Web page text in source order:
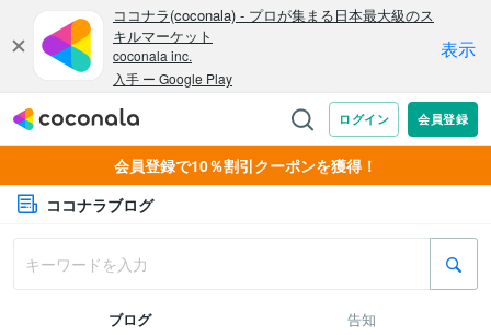
会員登録で10％割引クーポンを獲得！
ココナラブログ
ブログ 告知